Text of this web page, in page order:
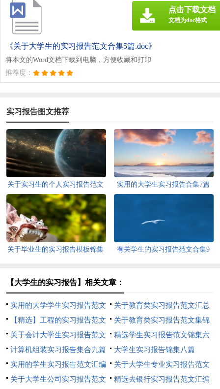
《关于大学生的实习报告范文合集5篇.doc》
将本文的Word文档下载到电脑，方便收藏和打印
推荐度：
点击下载文档
文档为doc格式
实习报告图文推荐
关于实习生的个人实习报告范文
集锦9篇
实用的大学生实习报告合集7篇
关于毕业生的实习报告模板锦集
有关学生的实习报告范文合集9
【大学生的实习报告】相关文章：
实用的大学学生实习报告范文
合集八篇
关于教育类实习报告范文汇总
10篇
【精选】工程的实习报告范文
锦集5篇
关于教育类实习报告范文集锦
十篇
关于会计大学生实习报告范文
集锦十篇
精选学生实习报告范文锦集六
篇
计算机组装实习报告集合九篇
大学生实习报告锦集八篇
实用的学生实习报告范文汇编
九篇
关于大学生专业实习报告范文
集合6篇
关于大学生公司实习报告范文 精选去银行实习报告范文汇编